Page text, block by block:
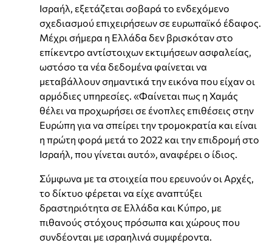
Ισραήλ, εξετάζεται σοβαρά το ενδεχόμενο
σχεδιασμού επιχειρήσεων σε ευρωπαϊκό έδαφος.
Μέχρι σήμερα η Ελλάδα δεν βρισκόταν στο
επίκεντρο αντίστοιχων εκτιμήσεων ασφαλείας,
ωστόσο τα νέα δεδομένα φαίνεται να
μεταβάλλουν σημαντικά την εικόνα που είχαν οι
αρμόδιες υπηρεσίες. «Φαίνεται πως η Χαμάς
θέλει να προχωρήσει σε ένοπλες επιθέσεις στην
Ευρώπη για να σπείρει την τρομοκρατία και είναι
η πρώτη φορά μετά το 2022 και την επιδρομή στο
Ισραήλ, που γίνεται αυτό», αναφέρει ο ίδιος.
Σύμφωνα με τα στοιχεία που ερευνούν οι Αρχές,
το δίκτυο φέρεται να είχε αναπτύξει
δραστηριότητα σε Ελλάδα και Κύπρο, με
πιθανούς στόχους πρόσωπα και χώρους που
συνδέονται με ισραηλινά συμφέροντα.